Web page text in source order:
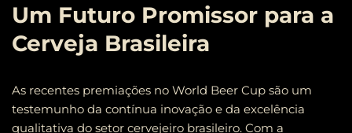
Um Futuro Promissor para a
Cerveja Brasileira
As recentes premiações no World Beer Cup são um
testemunho da contínua inovação e da excelência
qualitativa do setor cervejeiro brasileiro. Com a